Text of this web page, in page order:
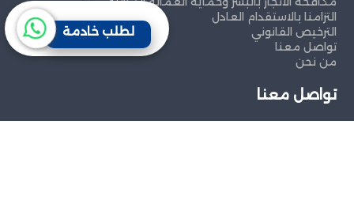
التزامنا بالاستقدام العادل
الترخيص القانوني
تواصل معنا
من نحن
تواصل معنا
لطلب خادمة